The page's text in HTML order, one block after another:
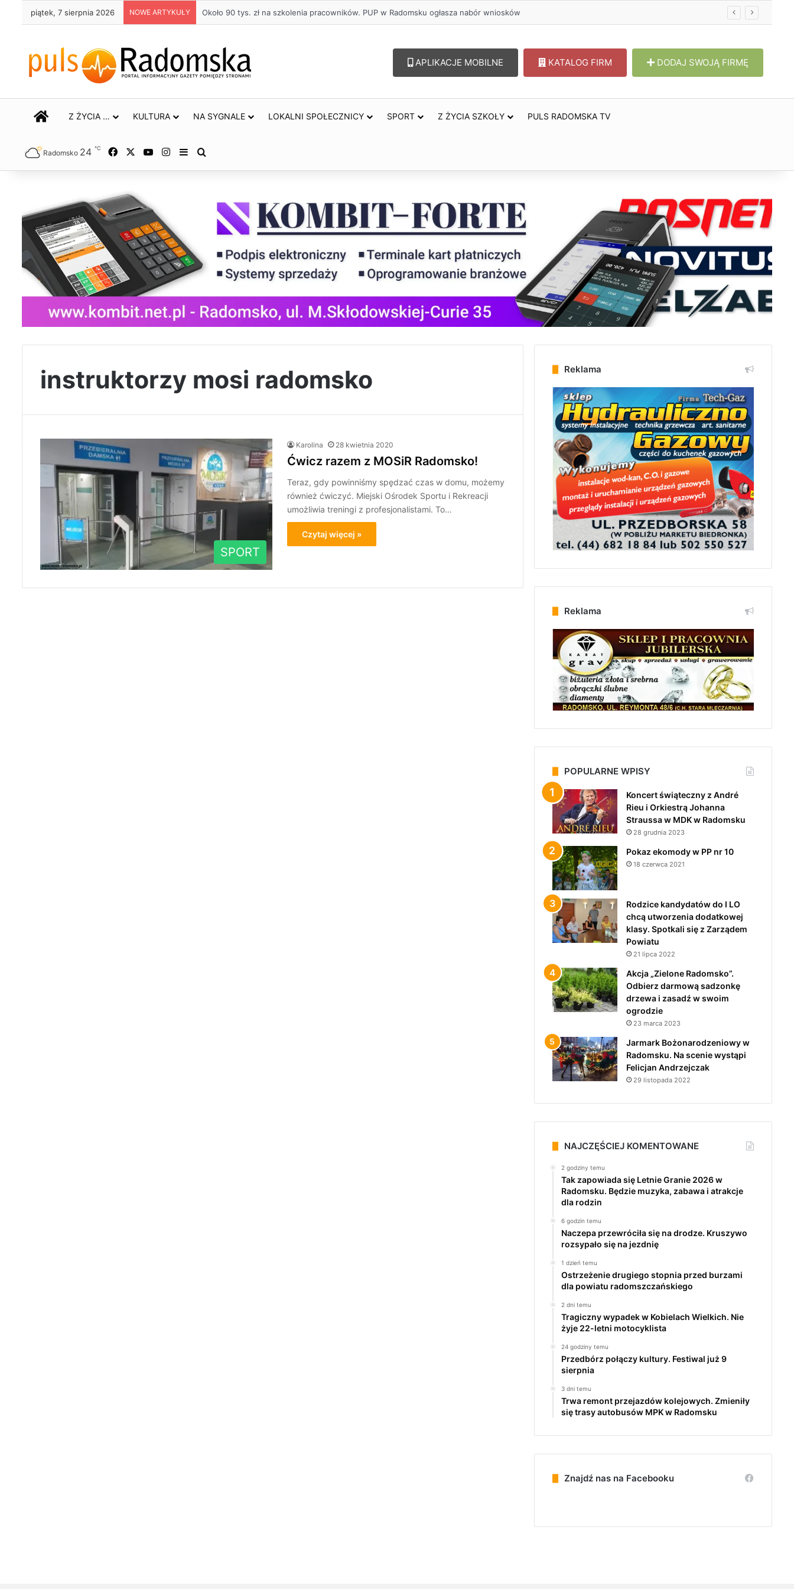
piątek, 7 sierpnia 2026 NOWE ARTYKUŁY Około 90 tys. zł na szkolenia pracowników. PUP w Radomsku ogłasza nabór wniosków
APLIKACJE MOBILNE KATALOG FIRM DODAJ SWOJĄ FIRMĘ
STRONA GŁÓWNA
Z ŻYCIA … KULTURA NA SYGNALE LOKALNI SPOŁECZNICY SPORT Z ŻYCIA SZKOŁY PULS RADOMSKA TV
Radomsko 24 ℃ Facebook YouTubeInstagram
Sidebar
instruktorzy mosi radomsko
SPORT
Karolina 28 kwietnia 2020
Ćwicz razem z MOSiR Radomsko!
Teraz, gdy powinniśmy spędzać czas w domu, możemy
również ćwiczyć. Miejski Ośrodek Sportu i Rekreacji
umożliwia treningi z profesjonalistami. To…
Czytaj więcej »
Reklama
Reklama
POPULARNE WPISY
Koncert świąteczny z André
Rieu i Orkiestrą Johanna
Straussa w MDK w Radomsku
28 grudnia 2023
Pokaz ekomody w PP nr 10
18 czerwca 2021
Rodzice kandydatów do I LO
chcą utworzenia dodatkowej
klasy. Spotkali się z Zarządem
Powiatu
21 lipca 2022
Akcja „Zielone Radomsko”.
Odbierz darmową sadzonkę
drzewa i zasadź w swoim
ogrodzie
23 marca 2023
Jarmark Bożonarodzeniowy w
Radomsku. Na scenie wystąpi
Felicjan Andrzejczak
29 listopada 2022
NAJCZĘŚCIEJ KOMENTOWANE
2 godziny temu
Tak zapowiada się Letnie Granie 2026 w
Radomsku. Będzie muzyka, zabawa i atrakcje
dla rodzin
6 godzin temu
Naczepa przewróciła się na drodze. Kruszywo
rozsypało się na jezdnię
1 dzień temu
Ostrzeżenie drugiego stopnia przed burzami
dla powiatu radomszczańskiego
2 dni temu
Tragiczny wypadek w Kobielach Wielkich. Nie
żyje 22-letni motocyklista
24 godziny temu
Przedbórz połączy kultury. Festiwal już 9
sierpnia
3 dni temu
Trwa remont przejazdów kolejowych. Zmieniły
się trasy autobusów MPK w Radomsku
Znajdź nas na Facebooku